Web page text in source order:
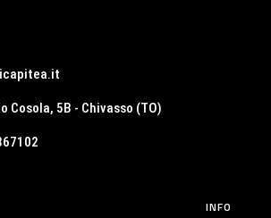
Cosola, 5B - Chivasso (TO)
INFO